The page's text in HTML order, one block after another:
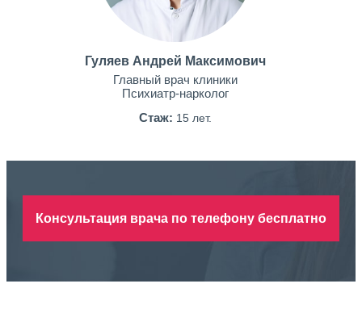
Гуляев Андрей Максимович
Главный врач клиники
Психиатр-нарколог
Стаж: 15 лет.
Консультация врача по телефону бесплатно